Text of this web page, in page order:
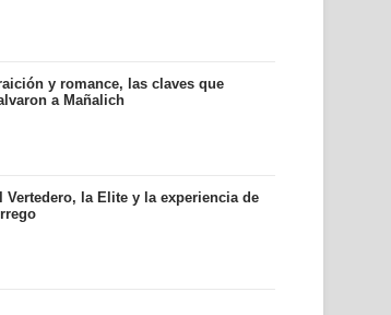
y romance, las claves que
a Mañalich
Vertedero, la Elite y la experiencia de